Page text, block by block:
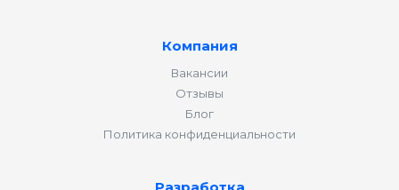
Компания
Вакансии
Отзывы
Блог
Политика конфиденциальности